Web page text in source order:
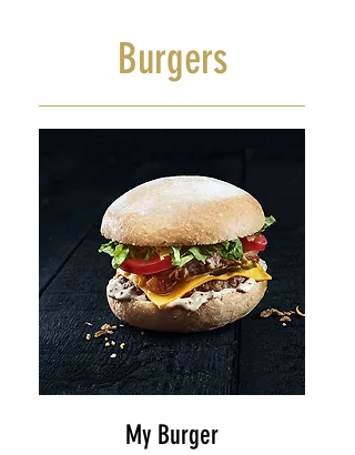
Burgers
My Burger